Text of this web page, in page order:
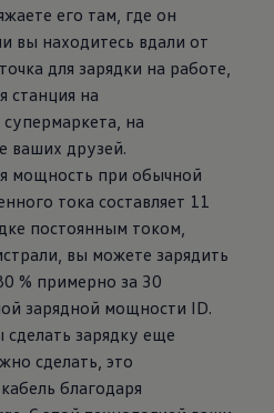
его там, где он
вы находитесь вдали от
для зарядки на работе,
станция на
на
ваших друзей.
мощность при обычной
тока составляет 11
постоянным током,
вы можете зарядить
% примерно за 30
зарядной мощности ID.
зарядку еще
сделать, это
благодаря